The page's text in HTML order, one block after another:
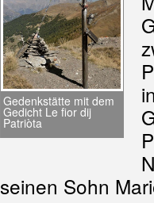
Gedenkstätte mit dem
Gedicht Le fior dij
Patriòta
seinen Sohn